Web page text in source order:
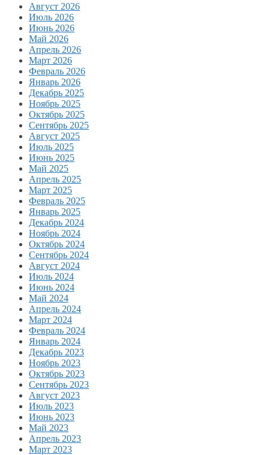
Август 2026
Июль 2026
Июнь 2026
Май 2026
Апрель 2026
Март 2026
Февраль 2026
Январь 2026
Декабрь 2025
Ноябрь 2025
Октябрь 2025
Сентябрь 2025
Август 2025
Июль 2025
Июнь 2025
Май 2025
Апрель 2025
Март 2025
Февраль 2025
Январь 2025
Декабрь 2024
Ноябрь 2024
Октябрь 2024
Сентябрь 2024
Август 2024
Июль 2024
Июнь 2024
Май 2024
Апрель 2024
Март 2024
Февраль 2024
Январь 2024
Декабрь 2023
Ноябрь 2023
Октябрь 2023
Сентябрь 2023
Август 2023
Июль 2023
Июнь 2023
Май 2023
Апрель 2023
Март 2023